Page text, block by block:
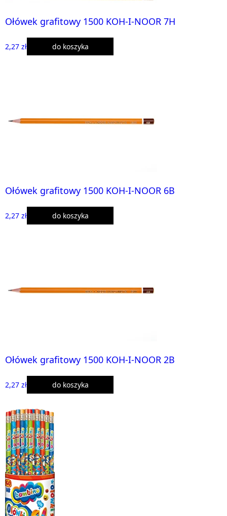
Ołówek grafitowy 1500 KOH-I-NOOR 7H
2,27 zł do koszyka
Ołówek grafitowy 1500 KOH-I-NOOR 6B
2,27 zł do koszyka
Ołówek grafitowy 1500 KOH-I-NOOR 2B
2,27 zł do koszyka